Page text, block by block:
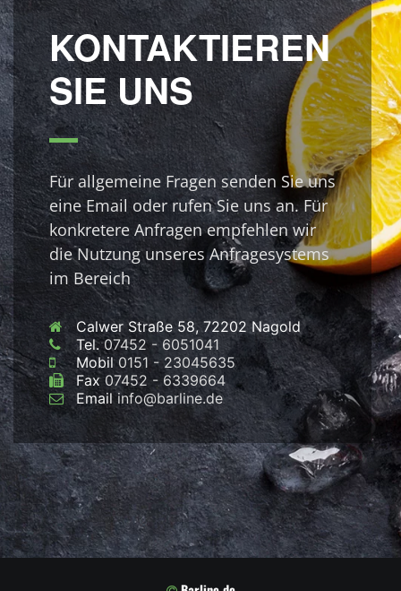
KONTAKTIEREN
SIE UNS
Für allgemeine Fragen senden Sie uns
eine Email oder rufen Sie uns an. Für
konkretere Anfragen empfehlen wir
die Nutzung unseres Anfragesystems
im Bereich
Calwer Straße 58, 72202 Nagold
Tel.07452 - 6051041
Mobil 0151 - 23045635
Fax 07452 - 6339664
Emailinfo@barline.de